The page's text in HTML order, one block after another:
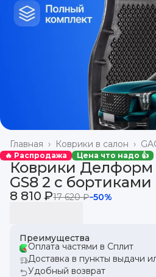
Коврики в салон ›
Главная ›
🔥 Распродажа Цена что надо 👍
Коврики Делформ
GS8 2 с бортиками
8 810 ₽17 620 ₽−50%
Преимущества
Оплата частями в Сплит
Доставка в пункты выдачи
Удобный возврат